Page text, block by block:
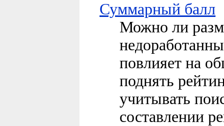
Суммарный балл
Можно ли
повлияет на
поднять
учитывать
составлении